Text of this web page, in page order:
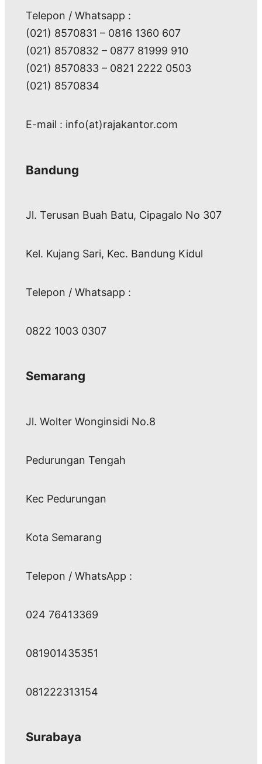
Telepon / Whatsapp :
(021) 8570831 – 0816 1360 607
(021) 8570832 – 0877 81999 910
(021) 8570833 – 0821 2222 0503
(021) 8570834
E-mail : info(at)rajakantor.com
Bandung
Jl. Terusan Buah Batu, Cipagalo No 307
Kel. Kujang Sari, Kec. Bandung Kidul
Telepon / Whatsapp :
0822 1003 0307
Semarang
Jl. Wolter Wonginsidi No.8
Pedurungan Tengah
Kec Pedurungan
Kota Semarang
Telepon / WhatsApp :
024 76413369
081901435351
081222313154
Surabaya